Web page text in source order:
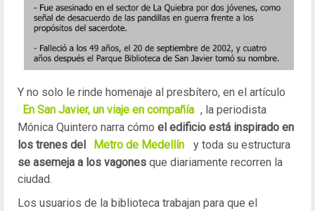
Y no solo le rinde homenaje al presbítero, en el artículo
En San Javier, un viaje en compañía , la periodista
Mónica Quintero narra cómo el edificio está inspirado en
los trenes del
Metro de Medellín
y toda su estructura
se asemeja a los vagones que diariamente recorren la
ciudad.
Los usuarios de la biblioteca trabajan para que el